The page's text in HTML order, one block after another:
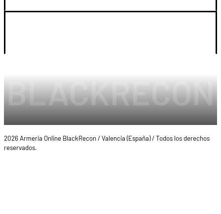
2026 Armeria Online BlackRecon / Valencia (España) / Todos los derechos
reservados.